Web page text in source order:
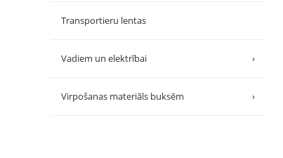
Transportieru lentas
Vadiem un elektrībai ›
Virpošanas materiāls buksēm ›